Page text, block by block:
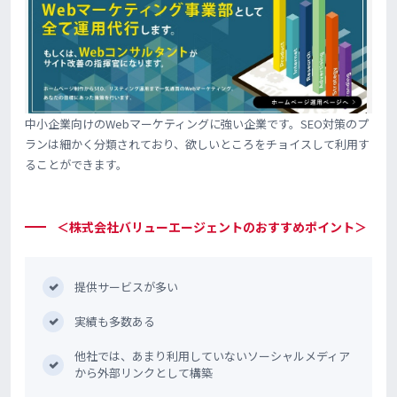
中小企業向けのWebマーケティングに強い企業です。SEO対策のプ
ランは細かく分類されており、欲しいところをチョイスして利用す
ることができます。
＜株式会社バリューエージェントのおすすめポイント＞
提供サービスが多い
実績も多数ある
他社では、あまり利用していないソーシャルメディア
から外部リンクとして構築